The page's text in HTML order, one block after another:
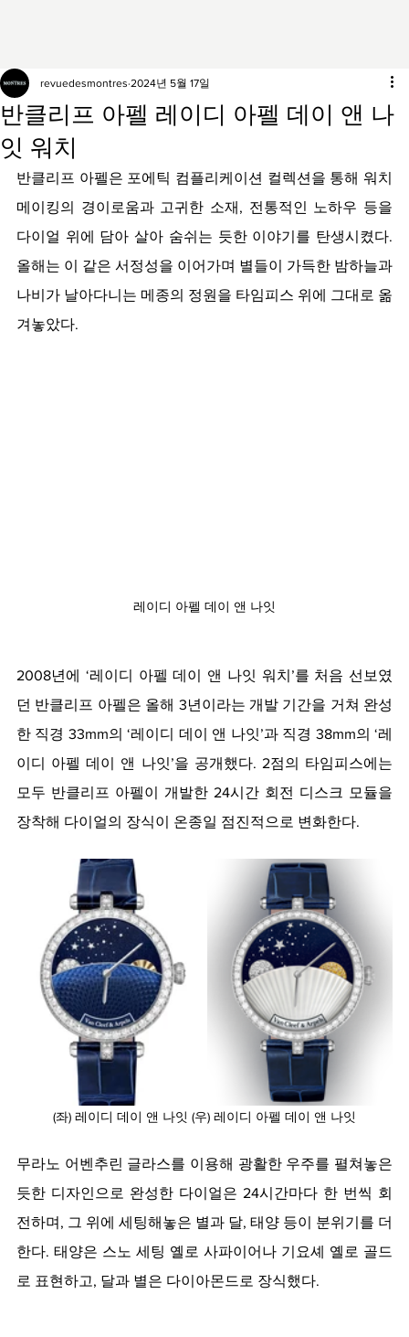
반클리프 아펠 레이디 아펠 데이 앤 나
잇 워치
revuedesmontres 2024년 5월 17일
반클리프 아펠은 포에틱 컴플리케이션 컬렉션을 통해 워치
메이킹의 경이로움과 고귀한 소재, 전통적인 노하우 등을
다이얼 위에 담아 살아 숨쉬는 듯한 이야기를 탄생시켰다.
올해는 이 같은 서정성을 이어가며 별들이 가득한 밤하늘과
나비가 날아다니는 메종의 정원을 타임피스 위에 그대로 옮
겨놓았다.
레이디 아펠 데이 앤 나잇
2008년에 ‘레이디 아펠 데이 앤 나잇 워치’를 처음 선보였
던 반클리프 아펠은 올해 3년이라는 개발 기간을 거쳐 완성
한 직경 33mm의 ‘레이디 데이 앤 나잇’과 직경 38mm의 ‘레
이디 아펠 데이 앤 나잇’을 공개했다. 2점의 타임피스에는
모두 반클리프 아펠이 개발한 24시간 회전 디스크 모듈을
장착해 다이얼의 장식이 온종일 점진적으로 변화한다.
(좌) 레이디 데이 앤 나잇 (우) 레이디 아펠 데이 앤 나잇
무라노 어벤추린 글라스를 이용해 광활한 우주를 펼쳐놓은
듯한 디자인으로 완성한 다이얼은 24시간마다 한 번씩 회
전하며, 그 위에 세팅해놓은 별과 달, 태양 등이 분위기를 더
한다. 태양은 스노 세팅 옐로 사파이어나 기요셰 옐로 골드
로 표현하고, 달과 별은 다이아몬드로 장식했다.